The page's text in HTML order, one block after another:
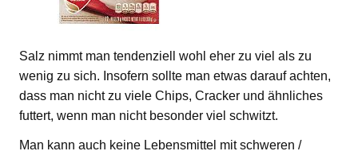
Salz nimmt man tendenziell wohl eher zu viel als zu
wenig zu sich. Insofern sollte man etwas darauf achten,
dass man nicht zu viele Chips, Cracker und ähnliches
futtert, wenn man nicht besonder viel schwitzt.
Man kann auch keine Lebensmittel mit schweren /